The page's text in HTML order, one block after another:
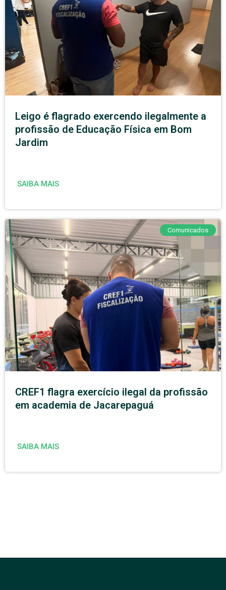
Leigo é flagrado exercendo ilegalmente a
profissão de Educação Física em Bom
Jardim
SAIBA MAIS
Comunicados
CREF1 flagra exercício ilegal da profissão
em academia de Jacarepaguá
SAIBA MAIS